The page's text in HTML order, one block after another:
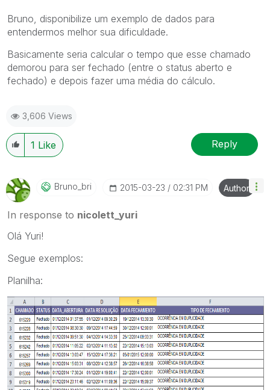
Bruno, disponibilize um exemplo de dados para
entendermos melhor sua dificuldade.
Basicamente seria calcular o tempo que esse chamado
demorou para ser fechado (entre o status aberto e
fechado) e depois fazer uma média do cálculo.
3,606 Views
1 Like Reply
Bruno_bri ‎2015-03-23 02:31 PM Author
In response to nicolett_yuri
Olá Yuri!
Segue exemplos:
Planilha: